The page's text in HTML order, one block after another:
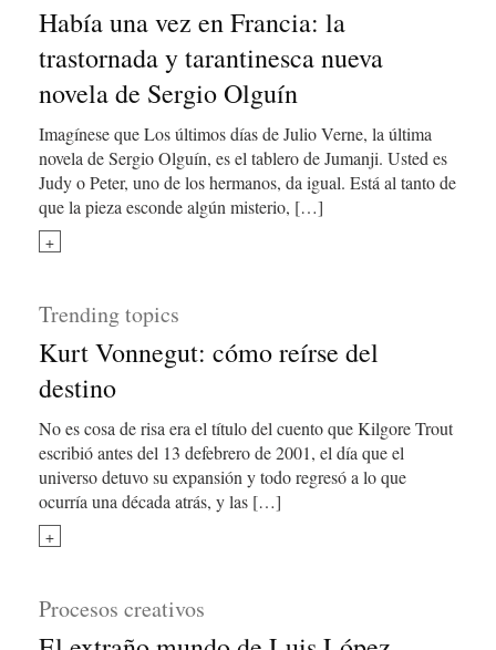
Había una vez en Francia: la
trastornada y tarantinesca nueva
novela de Sergio Olguín
Imagínese que Los últimos días de Julio Verne, la última
novela de Sergio Olguín, es el tablero de Jumanji. Usted es
Judy o Peter, uno de los hermanos, da igual. Está al tanto de
que la pieza esconde algún misterio, […]
+
Trending topics
Kurt Vonnegut: cómo reírse del
destino
No es cosa de risa era el título del cuento que Kilgore Trout
escribió antes del 13 defebrero de 2001, el día que el
universo detuvo su expansión y todo regresó a lo que
ocurría una década atrás, y las […]
+
Procesos creativos